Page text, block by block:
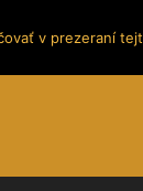
v prezeraní